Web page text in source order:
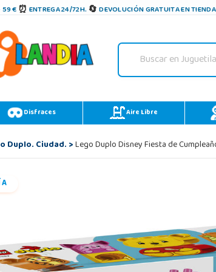
59 € ENTREGA 24/72H. DEVOLUCIÓN GRATUITA EN
Disfraces Aire Libre
Duplo. Ciudad.>Lego Duplo Disney Fiesta de